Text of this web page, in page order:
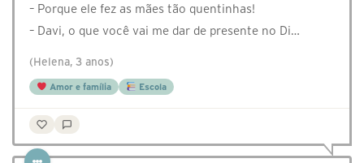
– Porque ele fez as mães tão quentinhas!
– Davi, o que você vai me dar de presente no Di…
(Helena, 3 anos)
Amor e família Escola